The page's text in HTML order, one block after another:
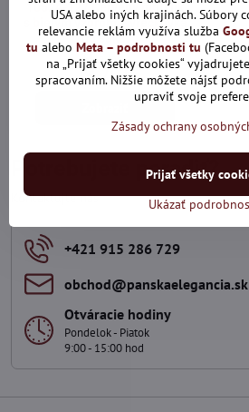
10524-127 Červený motýlik
s bielym vzorom + vreckovka
do saka.
Skladom
14,25 €
Potrebujete poradiť?
Kontaktujte nás
+421 915 286 729
obchod​@panskaelegancia​.sk
Otváracie hodiny
Pondelok - Piatok
9:00 - 15:00 hod
USA alebo iných krajinách. Súbory
relevancie reklám využíva služba
tu alebo Meta – podrobnosti tu
na „Prijať všetky cookies“
spracovaním. Nižšie môžete nájsť
upraviť svoje
Zásady ochrany
Ukázať
Prijať všetky